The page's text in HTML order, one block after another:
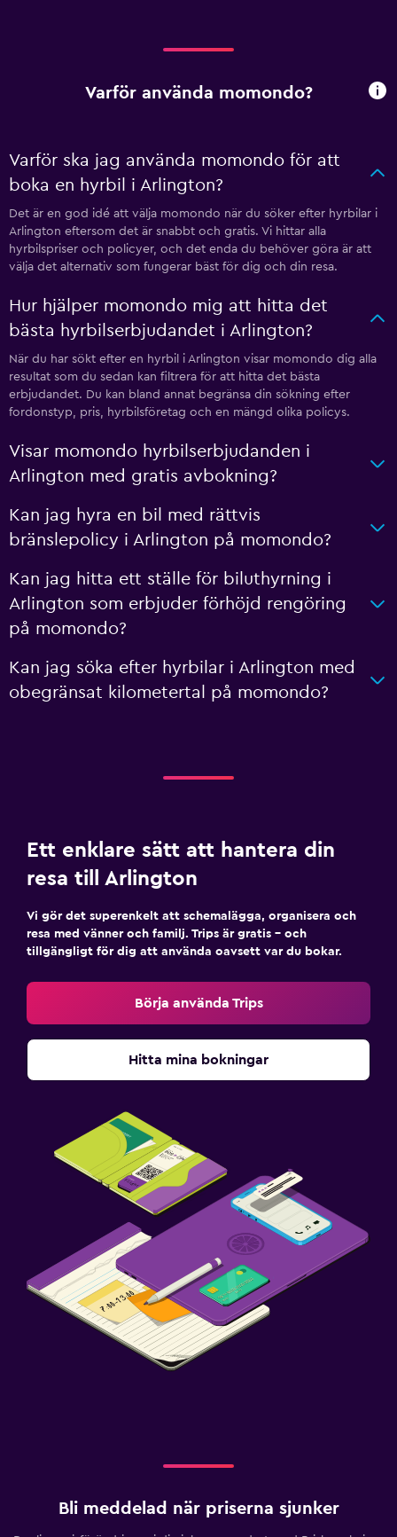
Varför använda momondo?
Varför ska jag använda momondo för att
boka en hyrbil i Arlington?
Det är en god idé att välja momondo när du söker efter hyrbilar i
Arlington eftersom det är snabbt och gratis. Vi hittar alla
hyrbilspriser och policyer, och det enda du behöver göra är att
välja det alternativ som fungerar bäst för dig och din resa.
Hur hjälper momondo mig att hitta det
bästa hyrbilserbjudandet i Arlington?
När du har sökt efter en hyrbil i Arlington visar momondo dig alla
resultat som du sedan kan filtrera för att hitta det bästa
erbjudandet. Du kan bland annat begränsa din sökning efter
fordonstyp, pris, hyrbilsföretag och en mängd olika policys.
Visar momondo hyrbilserbjudanden i
Arlington med gratis avbokning?
Kan jag hyra en bil med rättvis
bränslepolicy i Arlington på momondo?
Kan jag hitta ett ställe för biluthyrning i
Arlington som erbjuder förhöjd rengöring
på momondo?
Kan jag söka efter hyrbilar i Arlington med
obegränsat kilometertal på momondo?
Ett enklare sätt att hantera din
resa till Arlington
Vi gör det superenkelt att schemalägga, organisera och
resa med vänner och familj. Trips är gratis – och
tillgängligt för dig att använda oavsett var du bokar.
Börja använda Trips
Hitta mina bokningar
Bli meddelad när priserna sjunker